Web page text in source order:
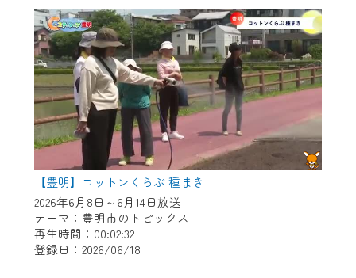
【豊明】コットンくらぶ 種まき
2026年6月8日～6月14日放送
テーマ：豊明市のトピックス
再生時間：00:02:32
登録日：2026/06/18
（GmailやYahooなどのフリーメールアドレ
スでも作成可能です）
※マイページへのログイン・MyIDの新規登
録はこちらから
※CCNetアプリをご利用中の方は引き続き
ご視聴いただけます。
＜メンテナンス情報＞
CCNetWebTVのリニューアルにともないメ
ンテナンス作業を予定しています。
日時 9/24 9:30～16:30